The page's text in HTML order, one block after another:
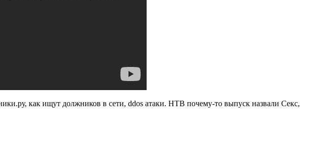
как ищут должников в сети, ddos атаки. НТВ почему-то выпуск назвали Секс,